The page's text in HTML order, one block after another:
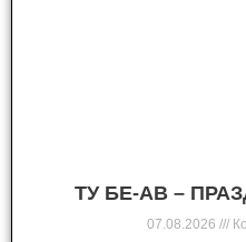
ТУ БЕ-АВ –
07.08.2026